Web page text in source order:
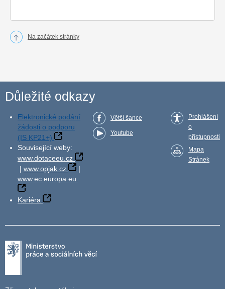
Na začátek stránky
Důležité odkazy
Elektronické podání
žádosti o podporu
(IS KP21+)
Související weby:
www.dotaceeu.cz
| www.opjak.cz
|
www.ec.europa.eu
Kariéra
Větší šance
Youtube
Prohlášení
o
přístupnosti
Mapa
Stránek